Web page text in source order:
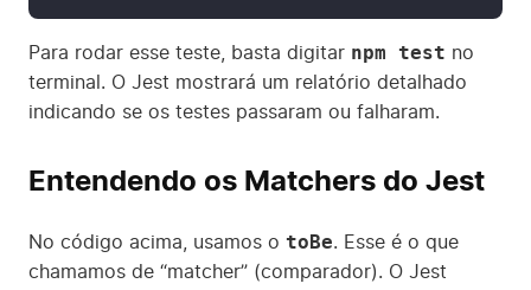
Para rodar esse teste, basta digitar npm test no
terminal. O Jest mostrará um relatório detalhado
indicando se os testes passaram ou falharam.
Entendendo os Matchers do Jest
No código acima, usamos o toBe. Esse é o que
chamamos de “matcher” (comparador). O Jest